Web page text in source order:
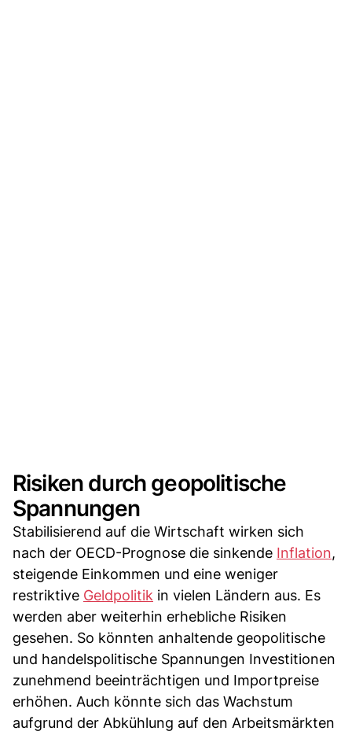
Risiken durch geopolitische
Spannungen
Stabilisierend auf die Wirtschaft wirken sich
nach der OECD-Prognose die sinkende Inflation,
steigende Einkommen und eine weniger
restriktive Geldpolitik in vielen Ländern aus. Es
werden aber weiterhin erhebliche Risiken
gesehen. So könnten anhaltende geopolitische
und handelspolitische Spannungen Investitionen
zunehmend beeinträchtigen und Importpreise
erhöhen. Auch könnte sich das Wachstum
aufgrund der Abkühlung auf den Arbeitsmärkten